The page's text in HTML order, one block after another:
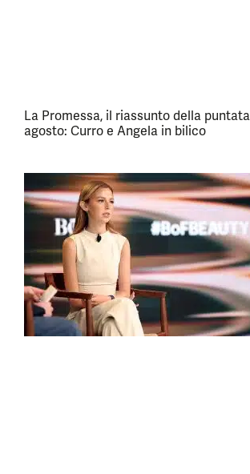
La Promessa, il riassunto della
agosto: Curro e Angela in bilico